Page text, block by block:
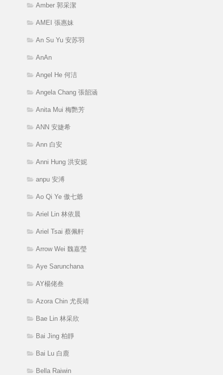
Amber 郭采潔
AMEI 張惠妹
An Su Yu 安苏羽
AnAn
Angel He 何洁
Angela Chang 張韶涵
Anita Mui 梅艷芳
ANN 安婕希
Ann 白安
Anni Hung 洪安妮
anpu 安溥
Ao Qi Ye 傲七爺
Ariel Lin 林依晨
Ariel Tsai 蔡佩軒
Arrow Wei 魏嘉瑩
Aye Sarunchana
AY楊佬叁
Azora Chin 尤長靖
Bae Lin 林采欣
Bai Jing 柏靜
Bai Lu 白鹿
Bella Raiwin